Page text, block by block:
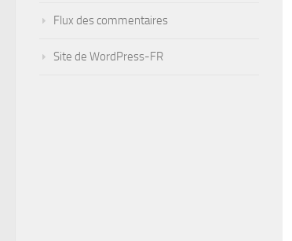
Flux des commentaires
Site de WordPress-FR